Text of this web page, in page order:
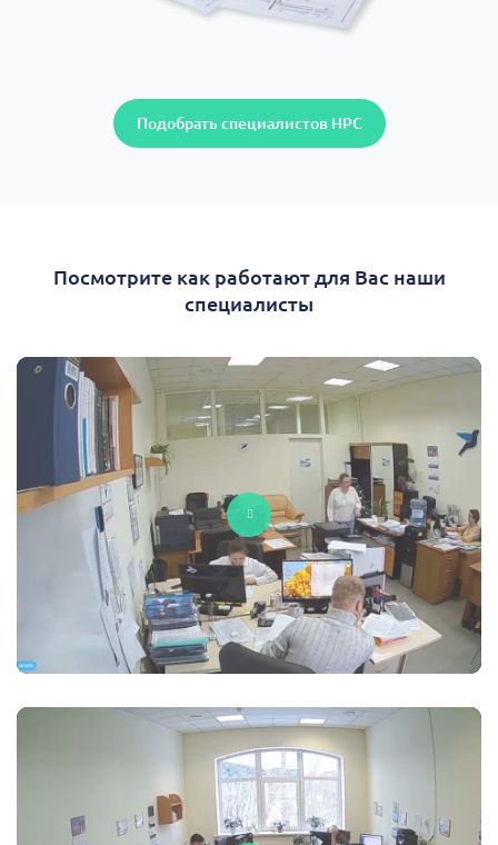
Подобрать специалистов НРС
Посмотрите как работают для Вас наши
специалисты